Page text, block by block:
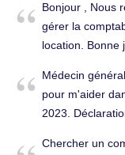
Bonjour , Nous
gérer la
location. Bonne
Médecin
pour m'aider
2023.
Chercher un